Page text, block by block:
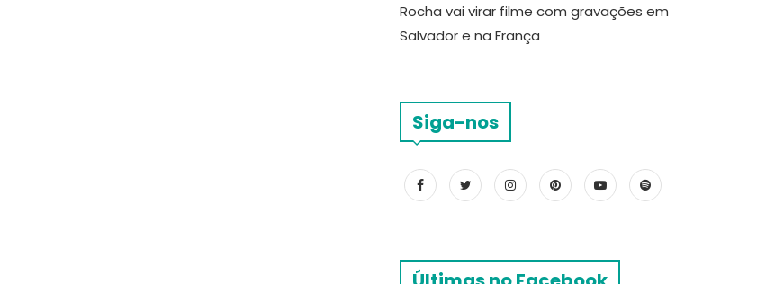
Rocha vai virar filme com gravações em
Salvador e na França
Siga-nos